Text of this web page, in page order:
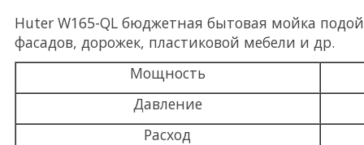
Huter W165-QL бюджетная бытовая мойка
фасадов, дорожек, пластиковой мебели и др.
Мощность
Давление
Расход